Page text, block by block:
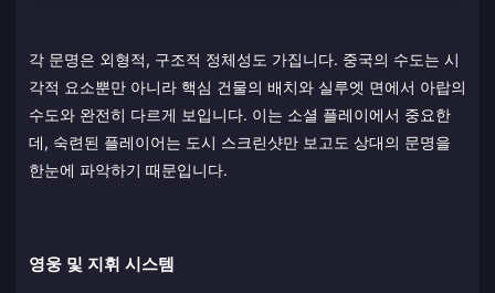
각 문명은 외형적, 구조적 정체성도 가집니다. 중국의 수도는 시
각적 요소뿐만 아니라 핵심 건물의 배치와 실루엣 면에서 아랍의
수도와 완전히 다르게 보입니다. 이는 소셜 플레이에서 중요한
데, 숙련된 플레이어는 도시 스크린샷만 보고도 상대의 문명을
한눈에 파악하기 때문입니다.
영웅 및 지휘 시스템